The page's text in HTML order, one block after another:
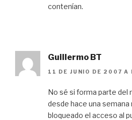
contenían.
Guillermo BT
11 DE JUNIO DE 2007
No sé si forma parte del
desde hace una
bloqueado el acceso al